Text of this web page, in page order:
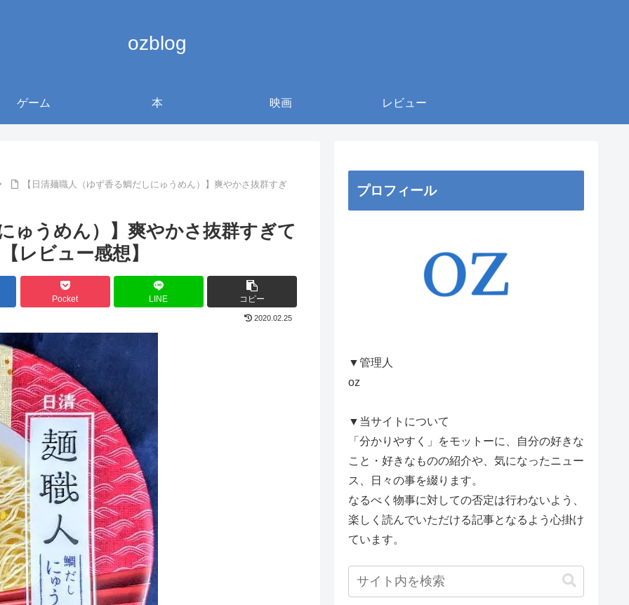
ozblog
ゲーム 本 映画 レビュー
【日清麺職人（ゆず香る鯛だしにゅうめん）】爽やかさ抜群すぎ
ゅうめん）】爽やかさ抜群すぎて
レビュー感想】
Pocket LINE コピー
2020.02.25
プロフィール
▼管理人
oz
▼当サイトについて
「分かりやすく」をモットーに、自分の好きな
こと・好きなものの紹介や、気になったニュー
ス、日々の事を綴ります。
なるべく物事に対しての否定は行わないよう、
楽しく読んでいただける記事となるよう心掛け
ています。